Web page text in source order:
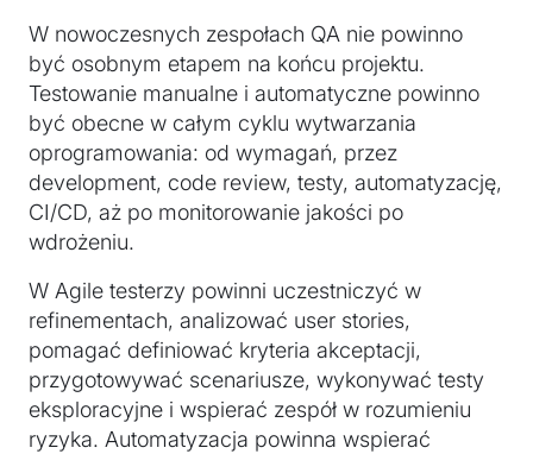
W nowoczesnych zespołach QA nie powinno
być osobnym etapem na końcu projektu.
Testowanie manualne i automatyczne powinno
być obecne w całym cyklu wytwarzania
oprogramowania: od wymagań, przez
development, code review, testy, automatyzację,
CI/CD, aż po monitorowanie jakości po
wdrożeniu.
W Agile testerzy powinni uczestniczyć w
refinementach, analizować user stories,
pomagać definiować kryteria akceptacji,
przygotowywać scenariusze, wykonywać testy
eksploracyjne i wspierać zespół w rozumieniu
ryzyka. Automatyzacja powinna wspierać